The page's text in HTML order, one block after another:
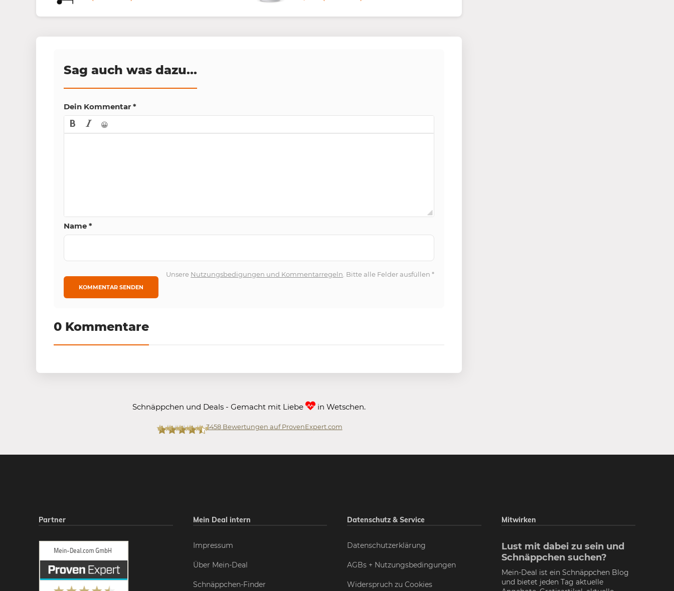
Sag auch was dazu...
Dein Kommentar *
😀
Name *
Unsere Nutzungsbedigungen und Kommentarregeln . Bitte alle Felder ausfüllen*
0 Kommentare
Schnäppchen und Deals - Gemacht mit Liebe in Wetschen.
3458Bewertungen auf ProvenExpert.com
Partner Mein Deal intern
Impressum
Über Mein-Deal
Schnäppchen-Finder
Datenschutz & Service
Datenschutzerklärung
AGBs + Nutzungsbedingungen
Widerspruch zu Cookies
Mitwirken
Lust mit dabei zu sein und
Schnäppchen suchen?
Mein-Deal ist ein Schnäppchen Blog
und bietet jeden Tag aktuelle